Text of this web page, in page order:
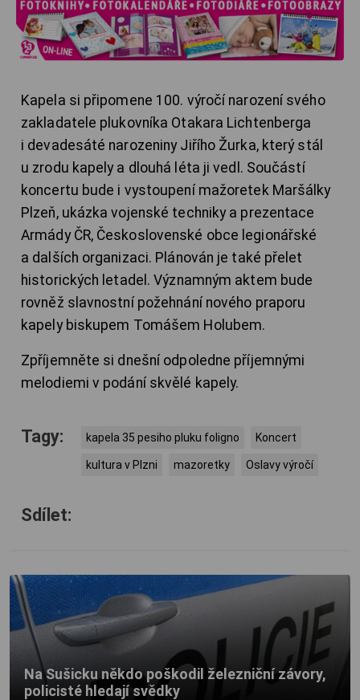
Kapela si připomene 100. výročí narození svého
zakladatele plukovníka Otakara Lichtenberga
i devadesáté narozeniny Jiřího Žurka, který stál
u zrodu kapely a dlouhá léta ji vedl. Součástí
koncertu bude i vystoupení mažoretek Maršálky
Plzeň, ukázka vojenské techniky a prezentace
Armády ČR, Československé obce legionářské
a dalších organizaci. Plánován je také přelet
historických letadel. Významným aktem bude
rovněž slavnostní požehnání nového praporu
kapely biskupem Tomášem Holubem.
Zpříjemněte si dnešní odpoledne příjemnými
melodiemi v podání skvělé kapely.
Tagy: kapela 35 pesiho pluku foligno Koncert
kultura v Plzni mazoretky Oslavy výročí
Sdílet:
Na Sušicku někdo poškodil železniční závory,
policisté hledají svědky